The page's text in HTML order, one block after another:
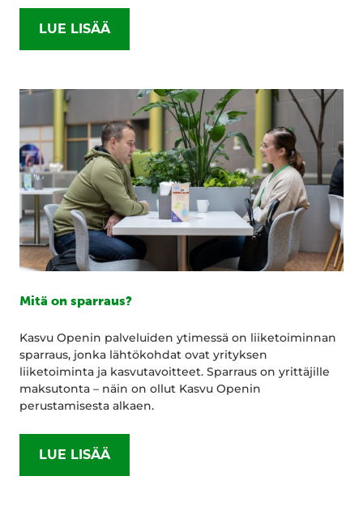
LUE LISÄÄ
Mitä on sparraus?
Kasvu Openin palveluiden ytimessä on liiketoiminnan
sparraus, jonka lähtökohdat ovat yrityksen
liiketoiminta ja kasvutavoitteet. Sparraus on yrittäjille
maksutonta – näin on ollut Kasvu Openin
perustamisesta alkaen.
LUE LISÄÄ